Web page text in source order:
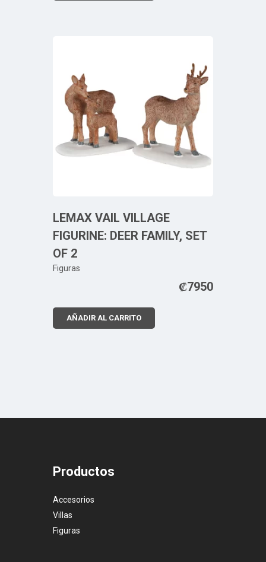
LEMAX VAIL VILLAGE
FIGURINE: DEER FAMILY, SET
OF 2
Figuras
₡7950
AÑADIR AL CARRITO
Productos
Accesorios
Villas
Figuras